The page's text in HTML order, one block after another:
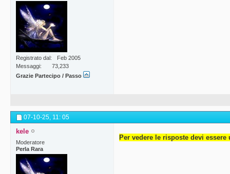
Registrato dal
Feb 2005
Messaggi
73,233
Grazie Partecipo / Passo
07-10-25, 11: 05
kele
Moderatore
Perla Rara
Per vedere le risposte devi essere